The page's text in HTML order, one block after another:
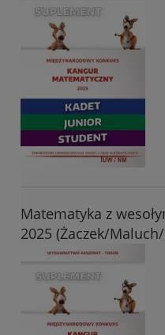
Matematyka z
2025 (Żaczek/